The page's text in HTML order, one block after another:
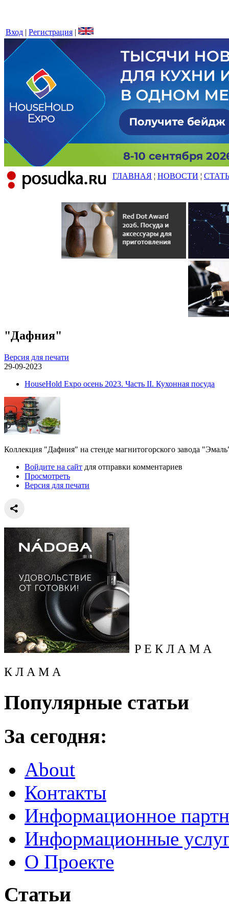
Вход | Регистрация |
ГЛАВНАЯ ¦ НОВОСТИ ¦
"Дафния"
Версия для печати
29-09-2023
HouseHold Expo осень 2023. Часть II. Кухонная посуда
Коллекция "Дафния" на стенде магнитогорского завода
Войдите на сайт для отправки комментариев
Просмотреть
Версия для печати
Р Е К Л А М А
К Л А М А
Популярные статьи
За сегодня:
About
Контакты
Информационное
Информационные
О Проекте
Статьи